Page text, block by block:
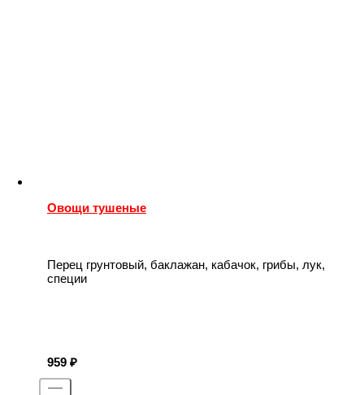
Овощи тушеные
Перец грунтовый, баклажан, кабачок, грибы, лук,
специи
959